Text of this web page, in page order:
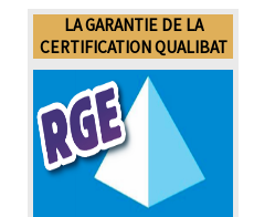
LA GARANTIE DE LA
CERTIFICATION QUALIBAT